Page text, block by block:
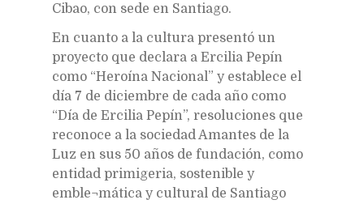
Cibao, con sede en Santiago.
En cuanto a la cultura presentó un
proyecto que declara a Ercilia Pepín
como “Heroína Nacional” y establece el
día 7 de diciembre de cada año como
“Día de Ercilia Pepín”, resoluciones que
reconoce a la sociedad Amantes de la
Luz en sus 50 años de fundación, como
entidad primigeria, sostenible y
emble¬mática y cultural de Santiago